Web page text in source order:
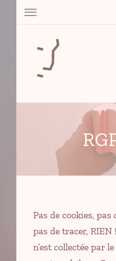
« Autour de » est la partie
terminé en 2014.
Pas de cookies,
pas de tracer, RIEN
n’est collectée par